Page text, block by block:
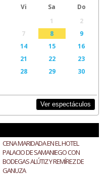
Vi Sa
Do
1
2
7 8
9
14 15
16
21 22
23
28 29
30
Ver espectáculos
CENA MARIDADA EN EL HOTEL
PALACIO DE SAMANIEGO CON
BODEGAS ALÚTIZ Y REMÍREZ DE
GANUZA